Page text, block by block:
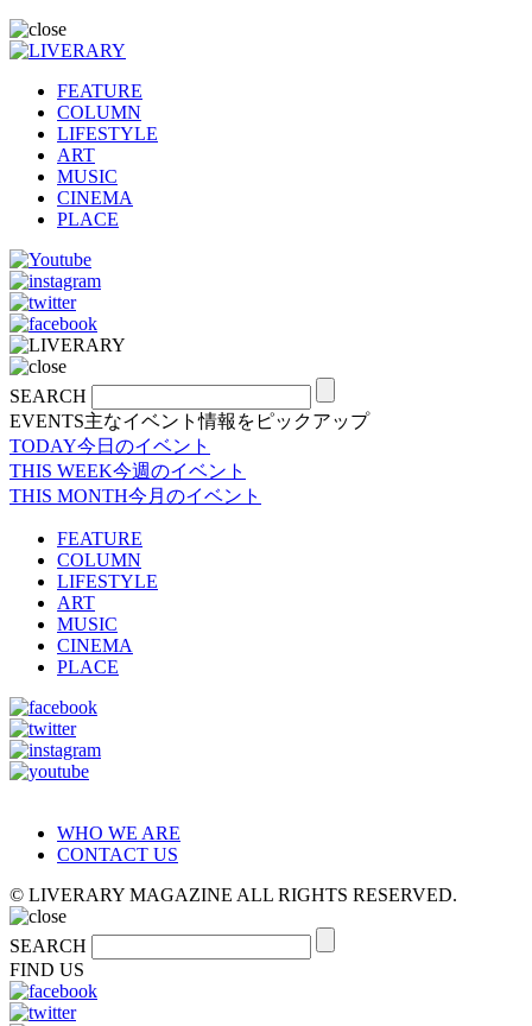
FEATURE
COLUMN
LIFESTYLE
ART
MUSIC
CINEMA
PLACE
SEARCH
EVENTS主なイベント情報をピックアップ
TODAY今日のイベント
THIS WEEK今週のイベント
THIS MONTH今月のイベント
FEATURE
COLUMN
LIFESTYLE
ART
MUSIC
CINEMA
PLACE
WHO WE ARE
CONTACT US
© LIVERARY MAGAZINE ALL RIGHTS RESERVED.
SEARCH
FIND US